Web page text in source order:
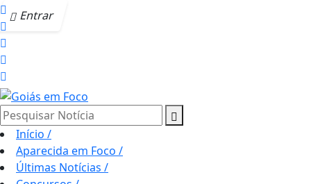
Entrar
Pesquisar Notícia
Início /
Aparecida em Foco /
Últimas Notícias /